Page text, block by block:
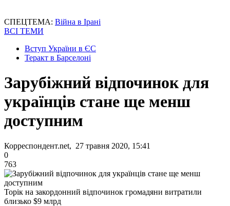
СПЕЦТЕМА: Війна в Ірані
ВСІ ТЕМИ
Вступ України в ЄС
Теракт в Барселоні
Зарубіжний відпочинок для
українців стане ще менш
доступним
Корреспондент.net, 27 травня 2020, 15:41
0
763
Торік на закордонний відпочинок громадяни витратили
близько $9 млрд